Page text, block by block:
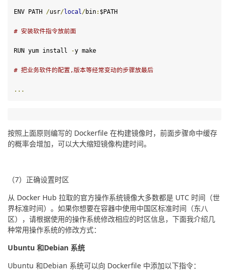
ENV PATH /usr/local/bin: $PATH
# 安装软件指令放前面
RUN yum install -y make
# 把业务软件的配置,版本等经常变动的步骤放最后
...
按照上面原则编写的 Dockerfile 在构建镜像时，前面步骤命中缓存
的概率会增加，可以大大缩短镜像构建时间。
（7）正确设置时区
从 Docker Hub 拉取的官方操作系统镜像大多数都是 UTC 时间（世
界标准时间）。如果你想要在容器中使用中国区标准时间（东八
区），请根据使用的操作系统修改相应的时区信息，下面我介绍几
种常用操作系统的修改方式：
Ubuntu 和Debian 系统
Ubuntu 和Debian 系统可以向 Dockerfile 中添加以下指令：